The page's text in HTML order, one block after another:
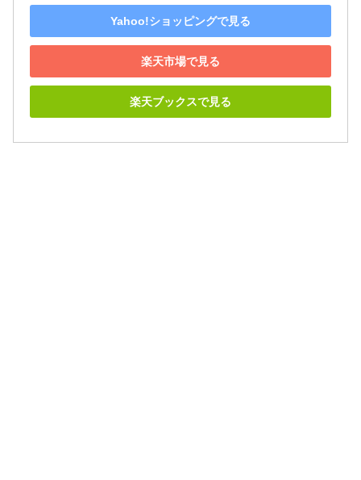
Yahoo!ショッピングで見る
楽天市場で見る
楽天ブックスで見る